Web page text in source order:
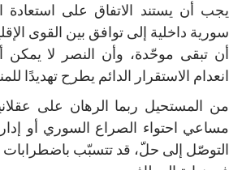
يجب أن يستند الاتفاق على
سورية داخلية إلى توافق بين القوى
أن تبقى موحّدة، وأن النصر لا
انعدام الاستقرار الدائم يطرح تهديدًا
من المستحيل ربما الرهان على
مساعي احتواء الصراع السوري أو
التوصّل إلى حلّ، قد تتسبّب باضطرابات